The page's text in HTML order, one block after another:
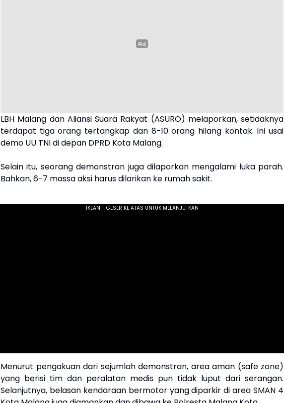
LBH Malang dan Aliansi Suara Rakyat (ASURO) melaporkan, setidaknya
terdapat tiga orang tertangkap dan 8-10 orang hilang kontak. Ini usai
demo UU TNI di depan DPRD Kota Malang.
Selain itu, seorang demonstran juga dilaporkan mengalami luka parah.
Bahkan, 6-7 massa aksi harus dilarikan ke rumah sakit.
Menurut pengakuan dari sejumlah demonstran, area aman (safe zone)
yang berisi tim dan peralatan medis pun tidak luput dari serangan.
Selanjutnya, belasan kendaraan bermotor yang diparkir di area SMAN 4